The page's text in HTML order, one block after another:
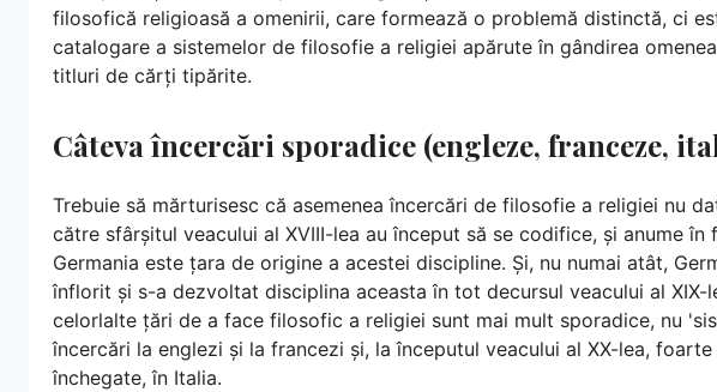
filosofică religioasă a omenirii, care formează o problemă distinctă, ci
catalogare a sistemelor de filosofie a religiei apărute în gândirea
titluri de cărți tipărite.
Câteva încercări sporadice (engleze, franceze,
Trebuie să mărturisesc că asemenea încercări de filosofie a religiei nu
către sfârșitul veacului al XVIII-lea au început să se codifice, și anume în
Germania este țara de origine a acestei discipline. Și, nu numai atât,
înflorit și s-a dezvoltat disciplina aceasta în tot decursul veacului al XIX-
celorlalte țări de a face filosofic a religiei sunt mai mult sporadice, nu
încercări la englezi și la francezi și, la începutul veacului al XX-lea,
închegate, în Italia.